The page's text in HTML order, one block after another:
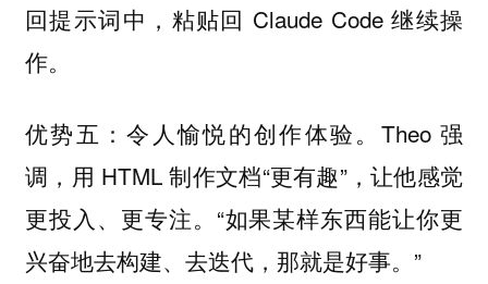
回提示词中，粘贴回 Claude Code 继续操
作。
优势五：令人愉悦的创作体验。Theo 强
调，用 HTML 制作文档“更有趣”，让他感觉
更投入、更专注。“如果某样东西能让你更
兴奋地去构建、去迭代，那就是好事。”